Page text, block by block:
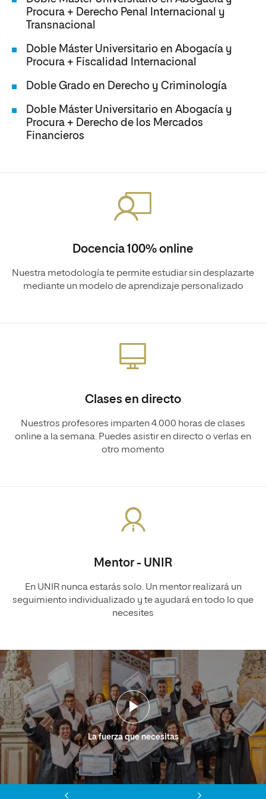
Procura + Derecho Penal Internacional y
Transnacional
Doble Máster Universitario en Abogacía y
Procura + Fiscalidad Internacional
Doble Grado en Derecho y Criminología
Doble Máster Universitario en Abogacía y
Procura + Derecho de los Mercados
Financieros
Docencia 100% online
Nuestra metodología te permite estudiar sin desplazarte
mediante un modelo de aprendizaje personalizado
Clases en directo
Nuestros profesores imparten 4.000 horas de clases
online a la semana. Puedes asistir en directo o verlas en
otro momento
Mentor - UNIR
En UNIR nunca estarás solo. Un mentor realizará un
seguimiento individualizado y te ayudará en todo lo que
necesites
La fuerza que necesitas